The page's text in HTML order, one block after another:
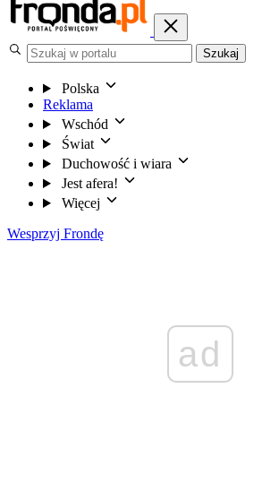
Szukaj
Polska
Reklama
Wschód
Świat
Duchowość i wiara
Jest afera!
Więcej
Wesprzyj Frondę
ad